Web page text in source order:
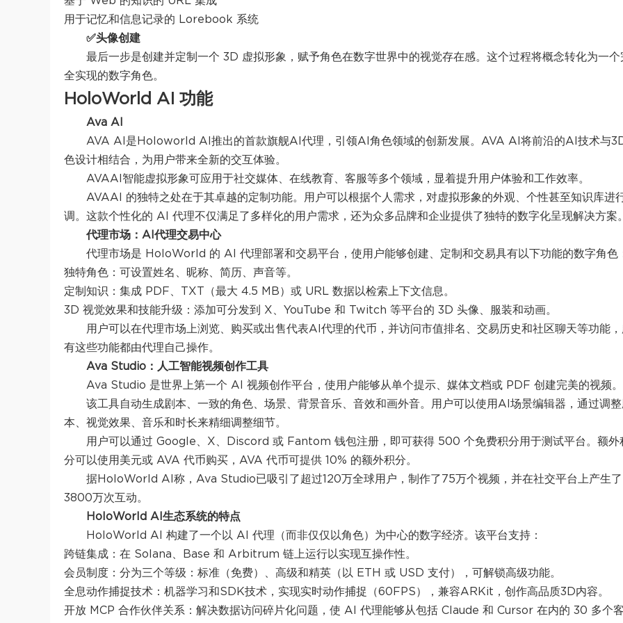
用于记忆和信息记录的 Lorebook 系统
✅头像创建
最后一步是创建并定制一个 3D 虚拟形象，赋予角色在数字世界中的视觉存在感。这个过程将概念转化为一个
全实现的数字角色。
HoloWorld AI 功能
Ava AI
AVA AI是Holoworld AI推出的首款旗舰AI代理，引领AI角色领域的创新发展。AVA AI将前沿的AI技术与
色设计相结合，为用户带来全新的交互体验。
AVAAI智能虚拟形象可应用于社交媒体、在线教育、客服等多个领域，显着提升用户体验和工作效率。
AVAAI 的独特之处在于其卓越的定制功能。用户可以根据个人需求，对虚拟形象的外观、个性甚至知识库进
调。这款个性化的 AI 代理不仅满足了多样化的用户需求，还为众多品牌和企业提供了独特的数字化呈现解决方案。
代理市场：AI代理交易中心
代理市场是 HoloWorld 的 AI 代理部署和交易平台，使用户能够创建、定制和交易具有以下功能的数字角色
独特角色：可设置姓名、昵称、简历、声音等。
定制知识：集成 PDF、TXT（最大 4.5 MB）或 URL 数据以检索上下文信息。
3D 视觉效果和技能升级：添加可分发到 X、YouTube 和 Twitch 等平台的 3D 头像、服装和动画。
用户可以在代理市场上浏览、购买或出售代表AI代理的代币，并访问市值排名、交易历史和社区聊天等功能
有这些功能都由代理自己操作。
Ava Studio：人工智能视频创作工具
Ava Studio 是世界上第一个 AI 视频创作平台，使用户能够从单个提示、媒体文档或 PDF 创建完美的视频。
该工具自动生成剧本、一致的角色、场景、背景音乐、音效和画外音。用户可以使用AI场景编辑器，通过调整
本、视觉效果、音乐和时长来精细调整细节。
用户可以通过 Google、X、Discord 或 Fantom 钱包注册，即可获得 500 个免费积分用于测试平台。额外
分可以使用美元或 AVA 代币购买，AVA 代币可提供 10% 的额外积分。
据HoloWorld AI称，Ava Studio已吸引了超过120万全球用户，制作了75万个视频，并在社交平台上产生了
3800万次互动。
HoloWorld AI生态系统的特点
HoloWorld AI 构建了一个以 AI 代理（而非仅仅以角色）为中心的数字经济。该平台支持：
跨链集成：在 Solana、Base 和 Arbitrum 链上运行以实现互操作性。
会员制度：分为三个等级：标准（免费）、高级和精英（以 ETH 或 USD 支付），可解锁高级功能。
全息动作捕捉技术：机器学习和SDK技术，实现实时动作捕捉（60FPS），兼容ARKit，创作高品质3D内容。
开放 MCP 合作伙伴关系：解决数据访问碎片化问题，使 AI 代理能够从包括 Claude 和 Cursor 在内的 30 多个